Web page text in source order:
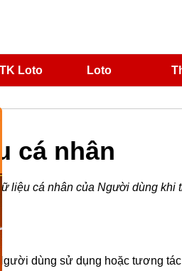
TK Loto Loto
cá nhân
liệu cá nhân của Người dùng khi
dùng sử dụng hoặc tương